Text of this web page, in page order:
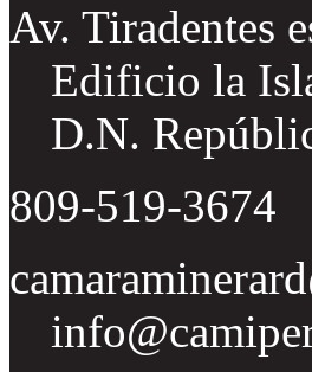
Av. Tiradentes
Edificio la
D.N.
809-519-3674